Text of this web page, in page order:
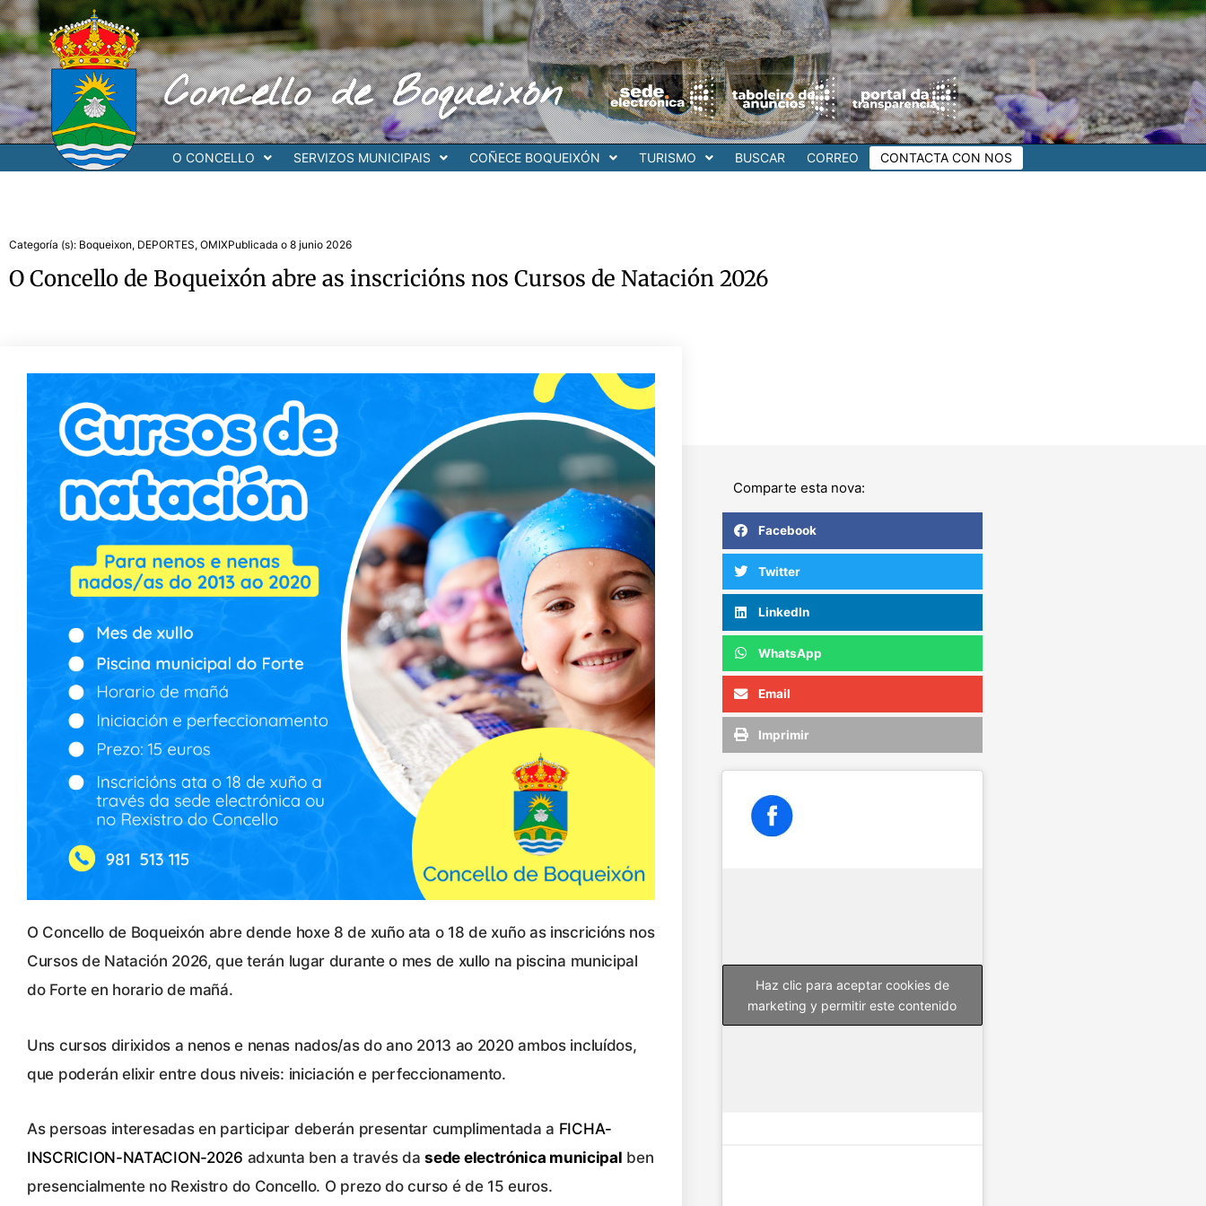
Ir
al
contenido
Concello de Boqueixón
O CONCELLO SERVIZOS MUNICIPAIS COÑECE BOQUEIXÓN TURISMO BUSCAR CORREO CONTACTA CON NOS
Categoría (s): Boqueixon, DEPORTES, OMIXPublicada o 8 junio 2026
O Concello de Boqueixón abre as inscricións nos Cursos de Natación 2026
O Concello de Boqueixón abre dende hoxe 8 de xuño ata o 18 de xuño as inscricións nos
Cursos de Natación 2026, que terán lugar durante o mes de xullo na piscina municipal
do Forte en horario de mañá.
Uns cursos dirixidos a nenos e nenas nados/as do ano 2013 ao 2020 ambos incluídos,
que poderán elixir entre dous niveis: iniciación e perfeccionamento.
As persoas interesadas en participar deberán presentar cumplimentada a FICHA-
INSCRICION-NATACION-2026 adxunta ben a través dasede electrónica municipal ben
presencialmente no Rexistro do Concello. O prezo do curso é de 15 euros.
Comparte esta nova:
Facebook
Twitter
LinkedIn
WhatsApp
Email
Imprimir
Haz clic para aceptar cookies de
marketing y permitir este contenido